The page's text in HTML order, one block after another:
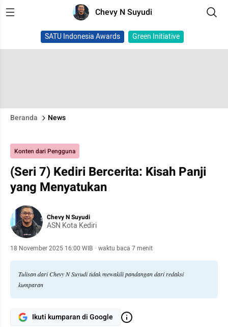
Chevy N Suyudi
SATU Indonesia Awards Green Initiative
Beranda News
Konten dari Pengguna
(Seri 7) Kediri Bercerita: Kisah Panji
yang Menyatukan
Chevy N Suyudi
ASN Kota Kediri
18 November 2025 16:00 WIB · waktu baca 7 menit
Tulisan dari Chevy N Suyudi tidak mewakili pandangan dari redaksi
kumparan
Ikuti kumparan di Google